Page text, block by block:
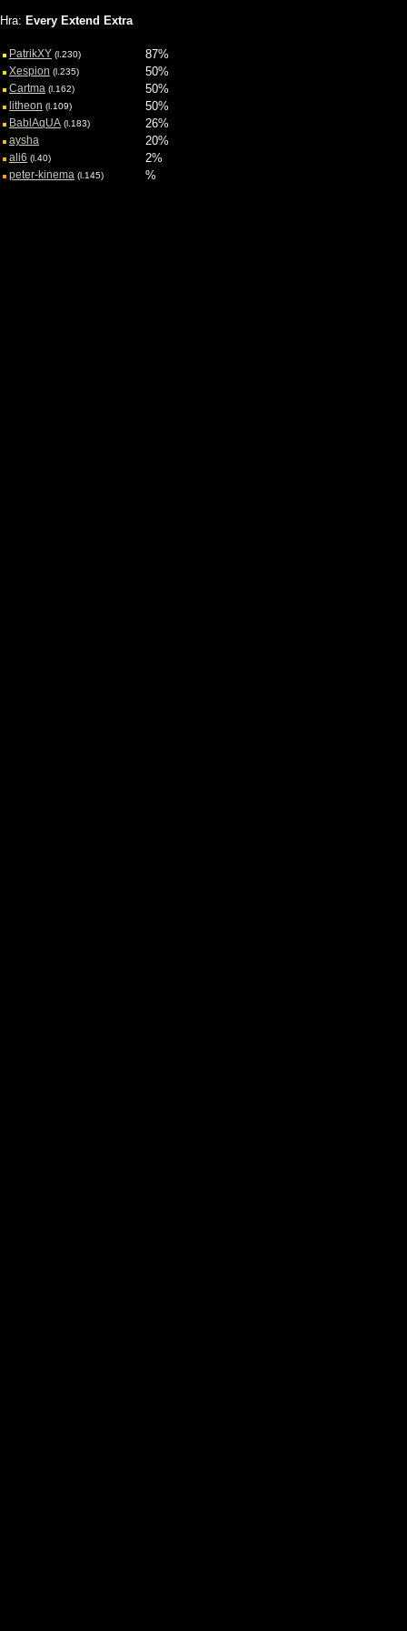
Hra: Every Extend Extra
PatrikXY (l.230) 87%
Xespion (l.235) 50%
Cartma (l.162) 50%
litheon (l.109) 50%
BablAqUA (l.183) 26%
aysha 20%
ali6 (l.40) 2%
peter-kinema (l.145) %